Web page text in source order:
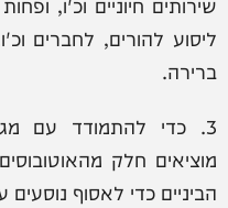
ליסוע להורים, לחברים
ברירה.
3. כדי להתמודד עם
מוציאים חלק
הביניים כדי לאסוף נוסעים